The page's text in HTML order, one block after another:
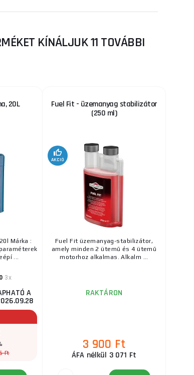
KÍNÁLJUK 11 TOVÁBBI
20L
Márka :
paraméterek
...
3x
A
Ft
Fuel Fit - üzemanyag stabilizátor
(250 ml)
AKCIÓ
Fuel Fit üzemanyag-stabilizátor,
amely minden 2 ütemű és 4 ütemű
motorhoz alkalmas. Alkalm ...
RAKTÁRON
3 900 Ft
ÁFA nélkül 3 071 Ft